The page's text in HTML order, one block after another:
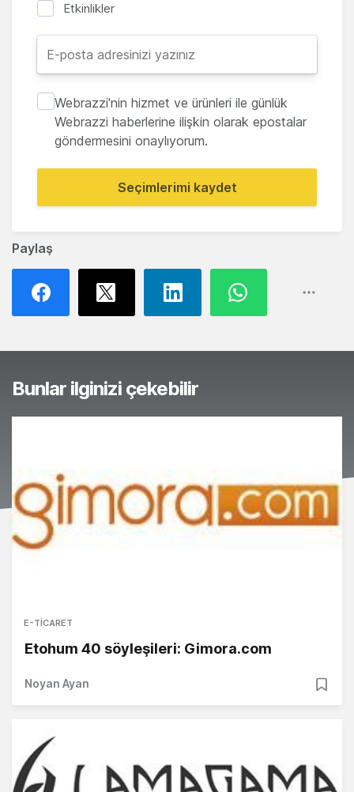
Paylaş
Etkinlikler
Webrazzi'nin hizmet ve ürünleri ile günlük
Webrazzi haberlerine ilişkin olarak epostalar
göndermesini onaylıyorum.
Seçimlerimi kaydet
Bunlar ilginizi çekebilir
E-TICARET
Etohum 40 söyleşileri: Gimora.com
Noyan Ayan